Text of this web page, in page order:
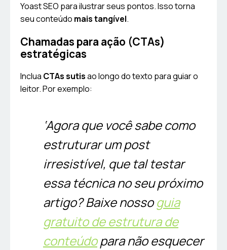
Yoast SEO para ilustrar seus pontos. Isso torna
seu conteúdo mais tangível.
Chamadas para ação (CTAs)
estratégicas
Inclua CTAs sutisao longo do texto para guiar o
leitor. Por exemplo:
‘Agora que você sabe como
estruturar um post
irresistível, que tal testar
essa técnica no seu próximo
artigo? Baixe nossoguia
gratuito de estrutura de
conteúdopara não esquecer